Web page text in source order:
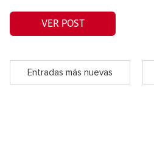
VER POST
Entradas más nuevas